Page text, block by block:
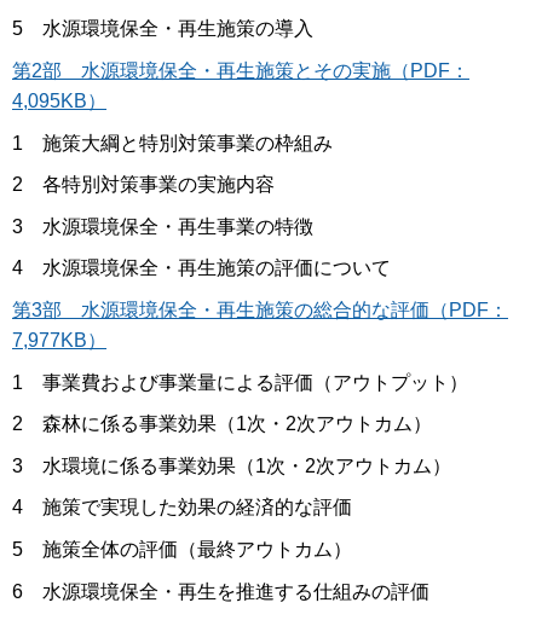
5 水源環境保全・再生施策の導入
第2部 水源環境保全・再生施策とその実施（PDF：
4,095KB）
1 施策大綱と特別対策事業の枠組み
2 各特別対策事業の実施内容
3 水源環境保全・再生事業の特徴
4 水源環境保全・再生施策の評価について
第3部 水源環境保全・再生施策の総合的な評価（PDF：
7,977KB）
1 事業費および事業量による評価（アウトプット）
2 森林に係る事業効果（1次・2次アウトカム）
3 水環境に係る事業効果（1次・2次アウトカム）
4 施策で実現した効果の経済的な評価
5 施策全体の評価（最終アウトカム）
6 水源環境保全・再生を推進する仕組みの評価